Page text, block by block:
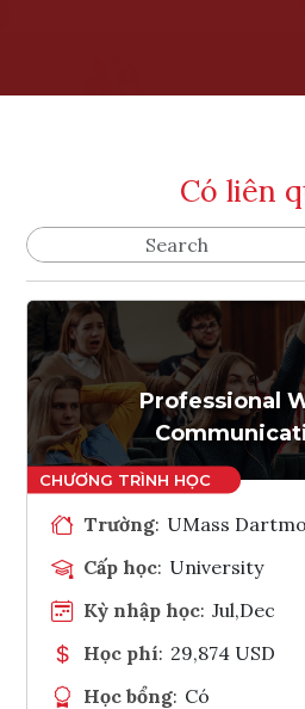
Có liên
Professional
Trường: UMass
Cấp học: University
Kỳ nhập học: Jul,Dec
Học phí: 29,874 USD
Học bổng: Có